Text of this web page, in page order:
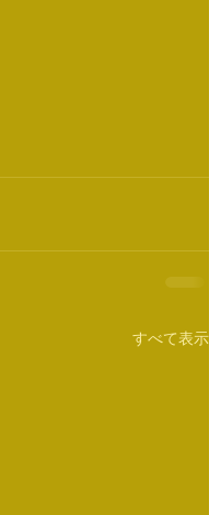
すべて表示